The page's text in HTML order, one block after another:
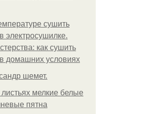
сушить
электросушилке.
как сушить
домашних условиях
шемет.
мелкие белые
пятна